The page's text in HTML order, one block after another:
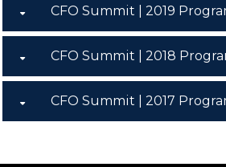
CFO Summit | 2019
CFO Summit | 2018
CFO Summit | 2017